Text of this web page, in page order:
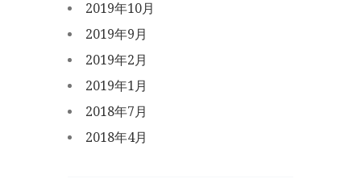
2019年10月
2019年9月
2019年2月
2019年1月
2018年7月
2018年4月